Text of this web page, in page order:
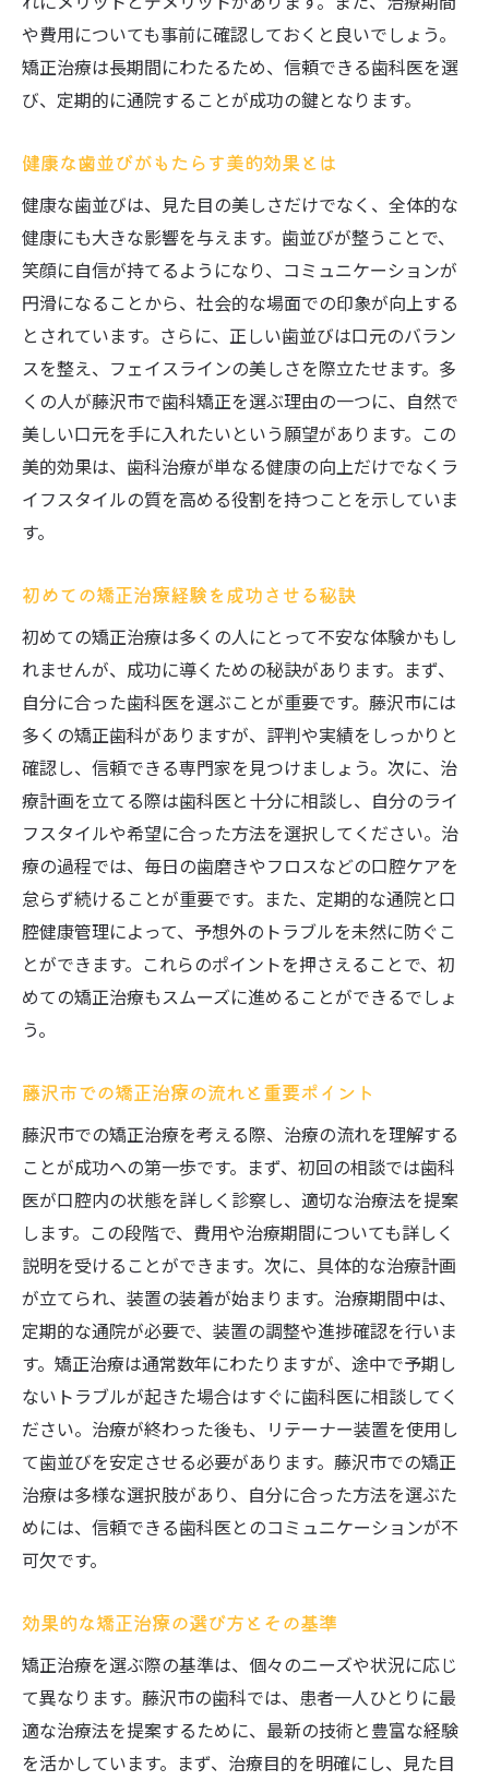
解説
治療費用の内訳とその標準価格
費用に見合った効果を得るための考え方
藤沢市における最新の治療技術とその効果
高額治療を避けるための賢い方法
費用対効果を最大化するためのアドバイス
藤沢市での矯正治療がもたらす健康への影響と
その重要性
矯正治療による口腔内健康の改善
正しい噛み合わせが身体に与える影響
長期的健康のために知っておくべきこと
藤沢市における矯正治療の実例紹介
歯並び改善がもたらす精神的効果
藤沢市での矯正治療体験者の声とクリニックの
選び方
成功した治療体験から得るインスピレーシ
ョン
体験者が語る矯正治療のリアルな一面
口コミ分析で見つける最適なクリニック
実際の治療過程を参考にした選び方
治療後の満足度を高めるための工夫
体験談から学ぶアフターケアの重要性
マウスピース型VS表側矯正藤沢市での治療法の
違いと効果
それぞれの治療法のメリットとデメリット
ライフスタイルに合わせた治療法の選び方
藤沢市での最新治療トレンドとその背景
治療後のメンテナンス方法とその重要性
各治療法における通院頻度の違い
矯正治療の痛みとリスクを知る藤沢市での安心
な治療の選び方
痛みの対処法とその軽減方法について
治療前に知っておくべきリスクとは
安全な治療を受けるためのチェックポイン
ト
藤沢市のクリニックが提供する安心サービ
ス
痛みを最小限にするための最新技術
治療中の不安を和らげる方法
費用対効果を見極める藤沢市での最適な歯科矯
プラン選びで失敗しないためのポイント
藤沢市での費用対効果の高い治療プラン
投資価値のある治療法を見つける方法
効果的な治療計画を立てるためのステップ
コストを抑えるための節約術
や費用についても事前に確認しておくと良いでしょう。
矯正治療は長期間にわたるため、信頼できる歯科医を選
び、定期的に通院することが成功の鍵となります。
健康な歯並びがもたらす美的効果とは
健康な歯並びは、見た目の美しさだけでなく、全体的な
健康にも大きな影響を与えます。歯並びが整うことで、
笑顔に自信が持てるようになり、コミュニケーションが
円滑になることから、社会的な場面での印象が向上する
とされています。さらに、正しい歯並びは口元のバラン
スを整え、フェイスラインの美しさを際立たせます。多
くの人が藤沢市で歯科矯正を選ぶ理由の一つに、自然で
美しい口元を手に入れたいという願望があります。この
美的効果は、歯科治療が単なる健康の向上だけでなくラ
イフスタイルの質を高める役割を持つことを示していま
す。
初めての矯正治療経験を成功させる秘訣
初めての矯正治療は多くの人にとって不安な体験かもし
れませんが、成功に導くための秘訣があります。まず、
自分に合った歯科医を選ぶことが重要です。藤沢市には
多くの矯正歯科がありますが、評判や実績をしっかりと
確認し、信頼できる専門家を見つけましょう。次に、治
療計画を立てる際は歯科医と十分に相談し、自分のライ
フスタイルや希望に合った方法を選択してください。治
療の過程では、毎日の歯磨きやフロスなどの口腔ケアを
怠らず続けることが重要です。また、定期的な通院と口
腔健康管理によって、予想外のトラブルを未然に防ぐこ
とができます。これらのポイントを押さえることで、初
めての矯正治療もスムーズに進めることができるでしょ
う。
藤沢市での矯正治療の流れと重要ポイント
藤沢市での矯正治療を考える際、治療の流れを理解する
ことが成功への第一歩です。まず、初回の相談では歯科
医が口腔内の状態を詳しく診察し、適切な治療法を提案
します。この段階で、費用や治療期間についても詳しく
説明を受けることができます。次に、具体的な治療計画
が立てられ、装置の装着が始まります。治療期間中は、
定期的な通院が必要で、装置の調整や進捗確認を行いま
す。矯正治療は通常数年にわたりますが、途中で予期し
ないトラブルが起きた場合はすぐに歯科医に相談してく
ださい。治療が終わった後も、リテーナー装置を使用し
て歯並びを安定させる必要があります。藤沢市での矯正
治療は多様な選択肢があり、自分に合った方法を選ぶた
めには、信頼できる歯科医とのコミュニケーションが不
可欠です。
効果的な矯正治療の選び方とその基準
矯正治療を選ぶ際の基準は、個々のニーズや状況に応じ
て異なります。藤沢市の歯科では、患者一人ひとりに最
適な治療法を提案するために、最新の技術と豊富な経験
を活かしています。まず、治療目的を明確にし、見た目